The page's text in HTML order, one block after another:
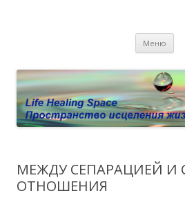
Личный сайт
исцелении воспоминанием и
Меню
МЕЖДУ СЕПАРАЦИЕЙ И
ОТНОШЕНИЯ